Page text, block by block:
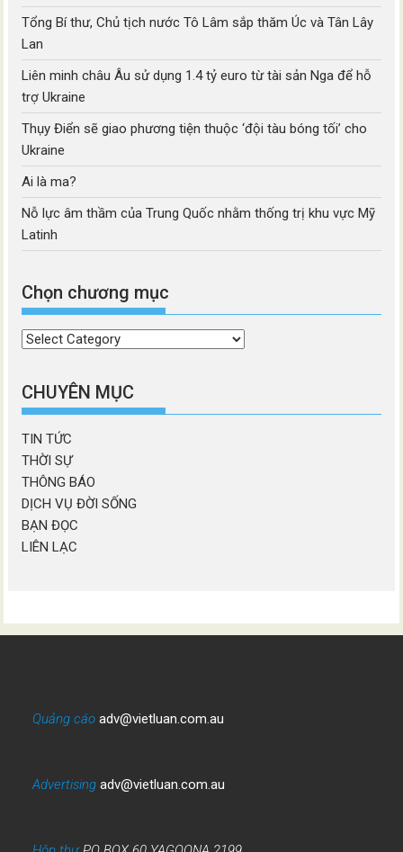
Tổng Bí thư, Chủ tịch nước Tô Lâm sắp thăm Úc và Tân Lây
Lan
Liên minh châu Âu sử dụng 1.4 tỷ euro từ tài sản Nga để hỗ
trợ Ukraine
Thụy Điển sẽ giao phương tiện thuộc ‘đội tàu bóng tối’ cho
Ukraine
Ai là ma?
Nỗ lực âm thầm của Trung Quốc nhằm thống trị khu vực Mỹ
Latinh
Chọn chương mục
Chọn
mục
CHUYÊN MỤC
TIN TỨC
THỜI SỰ
THÔNG BÁO
DỊCH VỤ ĐỜI SỐNG
BẠN ĐỌC
LIÊN LẠC
Quảng cáo adv@vietluan.com.au
Advertising adv@vietluan.com.au